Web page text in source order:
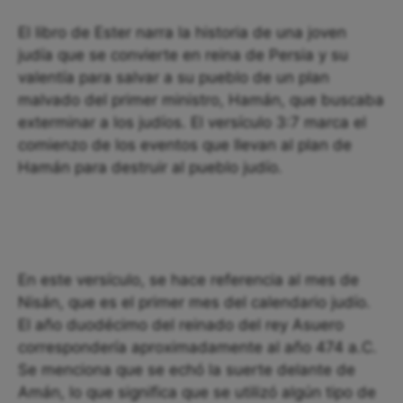
El libro de Ester narra la historia de una joven
judía que se convierte en reina de Persia y su
valentía para salvar a su pueblo de un plan
malvado del primer ministro, Hamán, que buscaba
exterminar a los judíos. El versículo 3:7 marca el
comienzo de los eventos que llevan al plan de
Hamán para destruir al pueblo judío.
En este versículo, se hace referencia al mes de
Nisán, que es el primer mes del calendario judío.
El año duodécimo del reinado del rey Asuero
correspondería aproximadamente al año 474 a.C.
Se menciona que se echó la suerte delante de
Amán, lo que significa que se utilizó algún tipo de